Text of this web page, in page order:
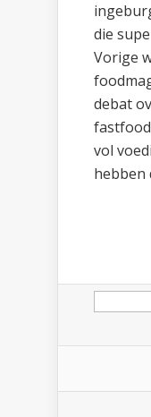
die
Vorige
debat
vol
hebben
Zoeken